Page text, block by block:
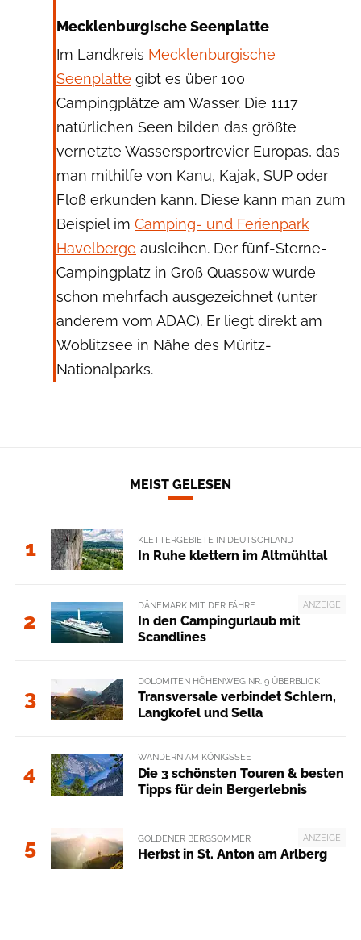
Mecklenburgische Seenplatte
Im Landkreis Mecklenburgische
Seenplatte gibt es über 100
Campingplätze am Wasser. Die 1117
natürlichen Seen bilden das größte
vernetzte Wassersportrevier Europas, das
man mithilfe von Kanu, Kajak, SUP oder
Floß erkunden kann. Diese kann man zum
Beispiel im Camping- und Ferienpark
Havelberge ausleihen. Der fünf-Sterne-
Campingplatz in Groß Quassow wurde
schon mehrfach ausgezeichnet (unter
anderem vom ADAC). Er liegt direkt am
Woblitzsee in Nähe des Müritz-
Nationalparks.
MEIST GELESEN
1 KLETTERGEBIETE IN DEUTSCHLAND
In Ruhe klettern im Altmühltal
2
ANZEIGE
DÄNEMARK MIT DER FÄHRE
In den Campingurlaub mit
Scandlines
3
DOLOMITEN HÖHENWEG NR. 9 ÜBERBLICK
Transversale verbindet Schlern,
Langkofel und Sella
4
WANDERN AM KÖNIGSSEE
Die 3 schönsten Touren & besten
Tipps für dein Bergerlebnis
5 ANZEIGE
GOLDENER BERGSOMMER
Herbst in St. Anton am Arlberg